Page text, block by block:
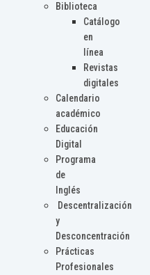
Biblioteca
Catálogo
en
línea
Revistas
digitales
Calendario
académico
Educación
Digital
Programa
de
Inglés
Descentralización
y
Desconcentración
Prácticas
Profesionales